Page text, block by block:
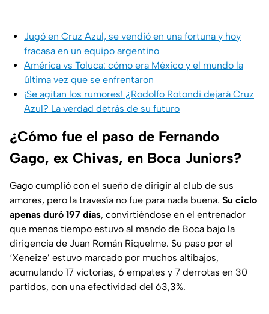
Jugó en Cruz Azul, se vendió en una fortuna y hoy
fracasa en un equipo argentino
América vs Toluca: cómo era México y el mundo la
última vez que se enfrentaron
¡Se agitan los rumores! ¿Rodolfo Rotondi dejará Cruz
Azul? La verdad detrás de su futuro
¿Cómo fue el paso de Fernando
Gago, ex Chivas, en Boca Juniors?
Gago cumplió con el sueño de dirigir al club de sus
amores, pero la travesía no fue para nada buena. Su ciclo
apenas duró 197 días, convirtiéndose en el entrenador
que menos tiempo estuvo al mando de Boca bajo la
dirigencia de Juan Román Riquelme. Su paso por el
‘Xeneize’ estuvo marcado por muchos altibajos,
acumulando 17 victorias, 6 empates y 7 derrotas en 30
partidos, con una efectividad del 63,3%.